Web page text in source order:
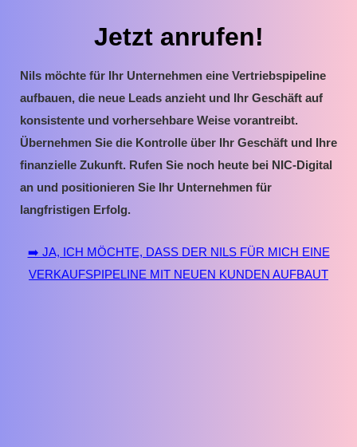
Jetzt anrufen!
Nils möchte für Ihr Unternehmen eine Vertriebspipeline
aufbauen, die neue Leads anzieht und Ihr Geschäft auf
konsistente und vorhersehbare Weise vorantreibt.
Übernehmen Sie die Kontrolle über Ihr Geschäft und Ihre
finanzielle Zukunft. Rufen Sie noch heute bei NIC-Digital
an und positionieren Sie Ihr Unternehmen für
langfristigen Erfolg.
➡️ JA, ICH MÖCHTE, DASS DER NILS FÜR MICH EINE
VERKAUFSPIPELINE MIT NEUEN KUNDEN AUFBAUT